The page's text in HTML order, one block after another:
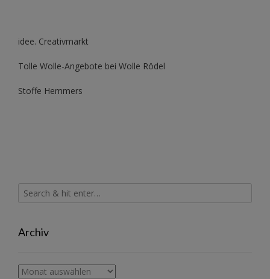
idee. Creativmarkt
Tolle Wolle-Angebote bei Wolle Rödel
Stoffe Hemmers
Archiv
Archiv